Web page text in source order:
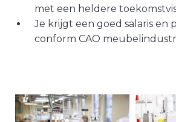
met een heldere
Je krijgt een goed salaris en
conform CAO